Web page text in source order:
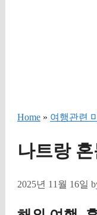
Home » 여행관련
나트랑
2025년 11월 16일